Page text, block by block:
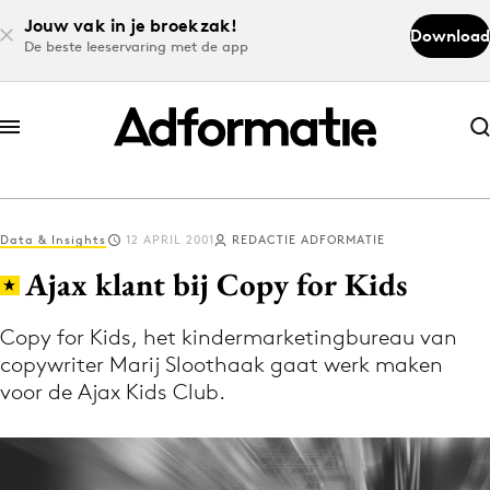
Jouw vak in je broekzak!
De beste leeservaring met de app
Download
Abonneer nu
Abonneer nu
Log in
Download de app
Volg het laatste nieuws via de Adformatie
Nieuws app
Data & Insights 12 APRIL 2001 REDACTIE ADFORMATIE
Ajax klant bij Copy for Kids
Copy for Kids, het kindermarketingbureau van
copywriter Marij Sloothaak gaat werk maken
voor de Ajax Kids Club.